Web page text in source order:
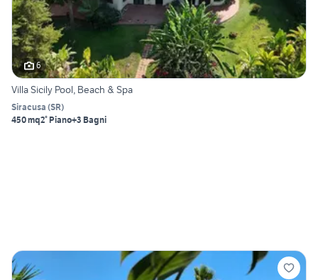
6
Villa Sicily Pool, Beach & Spa
Siracusa (SR)
450 mq2° Piano+3 Bagni